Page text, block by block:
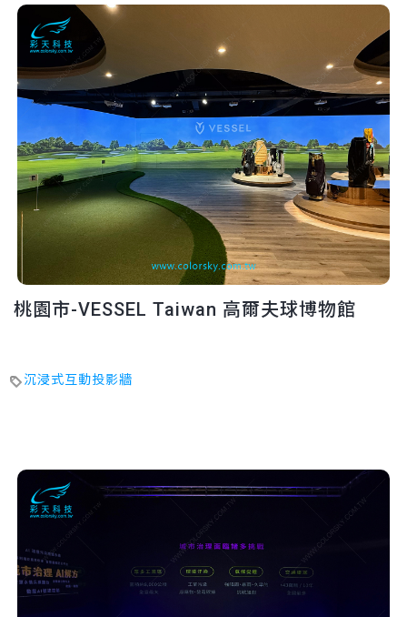
桃園市-VESSEL Taiwan 高爾夫球博物館
沉浸式互動投影牆